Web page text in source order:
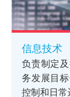
信息技术
负责制定
务发展目
控制和日常